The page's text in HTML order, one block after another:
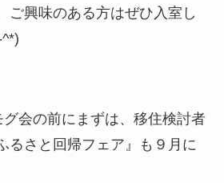
ご興味のある方はぜひ入室し
会の前にまずは、移住検討者
るさと回帰フェア』も９月に